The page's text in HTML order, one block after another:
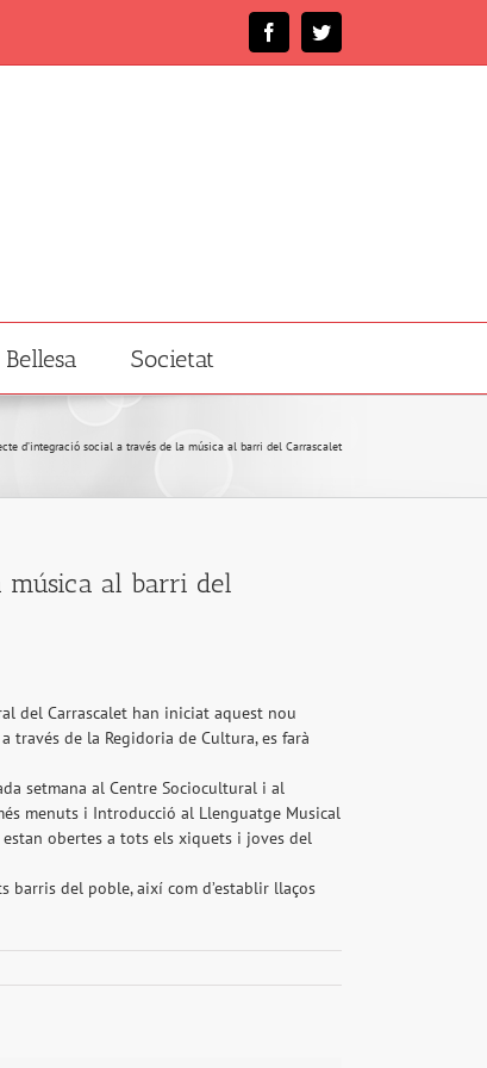
FacebookTwitter
Societat
d’integració social a través de la música al barri del Carrascalet
música al barri del
del Carrascalet han iniciat aquest nou
través de la Regidoria de Cultura, es farà
setmana al Centre Sociocultural i al
menuts i Introducció al Llenguatge Musical
estan obertes a tots els xiquets i joves del
barris del poble, així com d’establir llaços